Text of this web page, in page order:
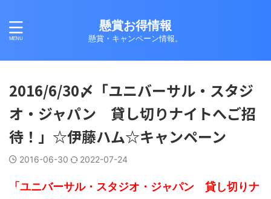
懸賞お得情報
懸賞・キャンペーン情報。
2016/6/30〆「ユニバーサル・スタジ
オ・ジャパン 貸し切りナイトへご招
待！」☆伊藤ハム☆キャンペーン
2016-06-30 2022-07-24
「ユニバーサル・スタジオ・ジャパン 貸し切りナ